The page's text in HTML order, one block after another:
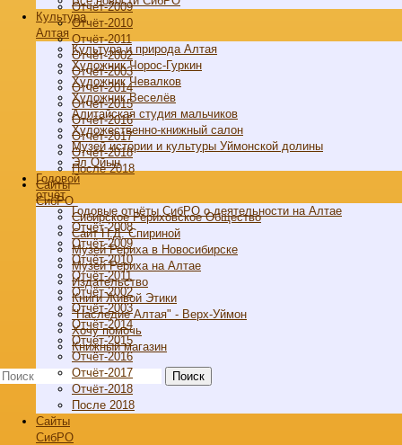
Отчёт-2009
Отчёт-2010
Отчёт-2011
Отчёт-2002
Отчёт-2003
Отчёт-2014
Отчёт-2015
Отчёт-2016
Отчёт-2017
Отчёт-2018
После 2018
Cайты
СибРО
Сибирское Рериховское Общество
Сайт Н.Д. Спириной
Музей Рериха в Новосибирске
Музей Рериха на Алтае
Издательство
Книги Живой Этики
"Наследие Алтая" - Верх-Уймон
Хочу помочь
Книжный магазин
Поиск
Культура
Алтая
Культура и природа Алтая
Художник Чорос-Гуркин
Художник Чевалков
Художник Веселёв
Алитайская студия мальчиков
Художественно-книжный салон
Музей истории и культуры Уймонской долины
Эл Ойын
Годовой
отчёт
Годовые отчёты СибРО о деятельности на Алтае
Отчёт-2008
Отчёт-2009
Отчёт-2010
Отчёт-2011
Отчёт-2002
Отчёт-2003
Отчёт-2014
Отчёт-2015
Отчёт-2016
Отчёт-2017
Отчёт-2018
После 2018
Cайты
СибРО